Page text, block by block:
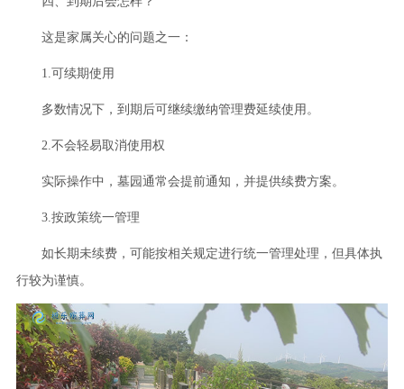
这是家属关心的问题之一：
1.可续期使用
多数情况下，到期后可继续缴纳管理费延续使用。
2.不会轻易取消使用权
实际操作中，墓园通常会提前通知，并提供续费方案。
3.按政策统一管理
如长期未续费，可能按相关规定进行统一管理处理，但具体执
行较为谨慎。